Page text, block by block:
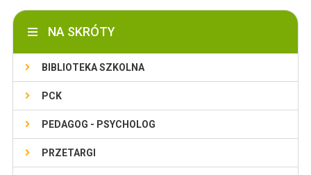
NA SKRÓTY
BIBLIOTEKA SZKOLNA
PCK
PEDAGOG - PSYCHOLOG
PRZETARGI